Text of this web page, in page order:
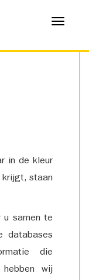
Menu
in de kleur
staan
u samen te
databases
die
wij